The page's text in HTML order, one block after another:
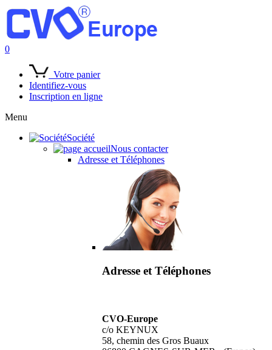
0
Votre panier
Identifiez-vous
Inscription en ligne
Menu
Société
Nous contacter
Adresse et Téléphones
Adresse et Téléphones
CVO-Europe
c/o KEYNUX
58, chemin des Gros Buaux